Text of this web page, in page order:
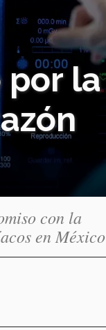
por la
con la
en México